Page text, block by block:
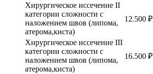
Хирургическое иссечение II
категории сложности с
наложением швов (липома,
атерома,киста)
12.500 ₽
Хирургическое иссечение III
категории сложности с
наложением швов (липома,
атерома,киста)
16.500 ₽